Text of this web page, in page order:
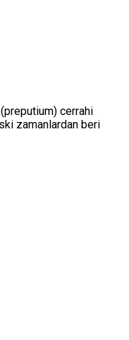
cerrahi
zamanlardan beri